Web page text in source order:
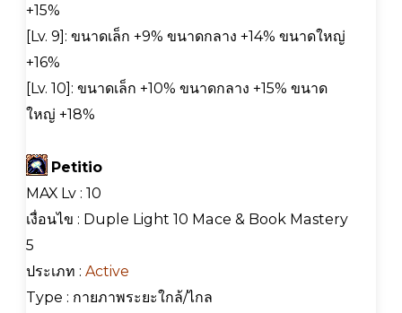
+15%
[Lv. 9]: ขนาดเล็ก +9% ขนาดกลาง +14% ขนาดใหญ่
+16%
[Lv. 10]: ขนาดเล็ก +10% ขนาดกลาง +15% ขนาด
ใหญ่ +18%
Petitio
MAX Lv : 10
เงื่อนไข : Duple Light 10 Mace & Book Mastery
5
ประเภท : Active
Type : กายภาพระยะใกล้/ไกล